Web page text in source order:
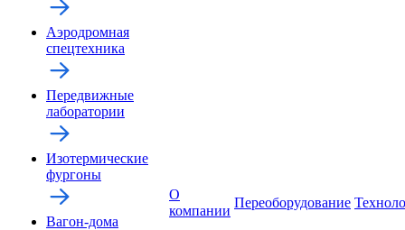
Аэродромная
спецтехника
Передвижные
лаборатории
Изотермические
фургоны
Вагон-дома
О
компании
Переоборудование